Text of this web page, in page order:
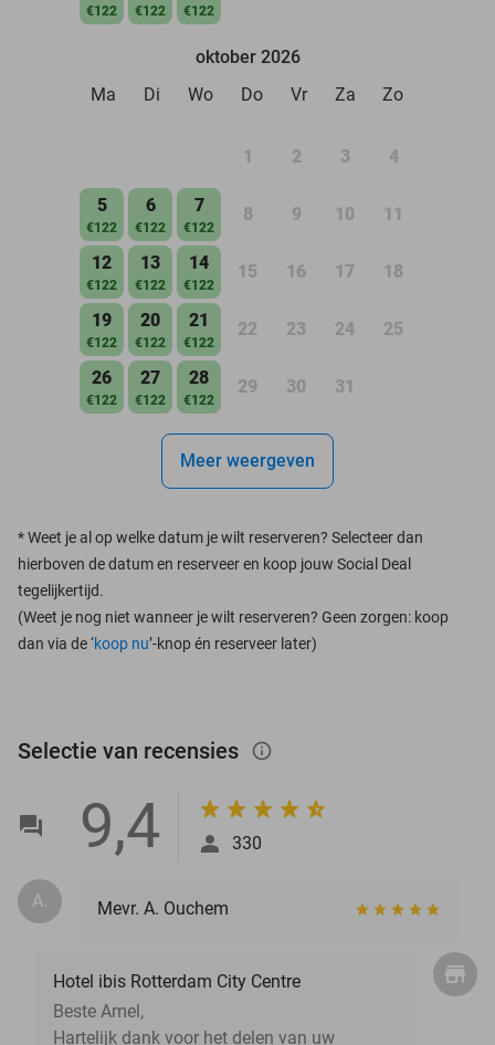
€122 €122 €122
oktober 2026
Ma
Di Wo Do Vr Za Zo
1 2 3 4
5
€122
6
€122
7
€122
8 9 10 11
12
€122
13
€122
14
€122
15 16 17 18
19
€122
20
€122
21
€122
22 23 24 25
26
€122
27
€122
28
€122
29 30 31
Meer weergeven
*Weet je al op welke datum je wilt reserveren? Selecteer dan
hierboven de datum en reserveer en koop jouw Social Deal
tegelijkertijd.
(Weet je nog niet wanneer je wilt reserveren? Geen zorgen: koop
dan via de ‘koop nu’-knop én reserveer later)
Selectie van recensies info_outlined
9,4 330
A. Mevr. A. Ouchem
Hotel ibis Rotterdam City Centre
Beste Amel,
Hartelijk dank voor het delen van uw